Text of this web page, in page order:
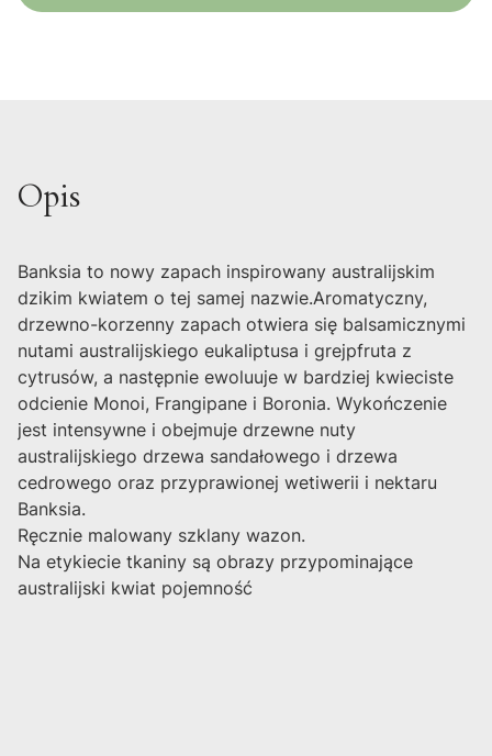
Opis
Banksia to nowy zapach inspirowany australijskim
dzikim kwiatem o tej samej nazwie.Aromatyczny,
drzewno-korzenny zapach otwiera się balsamicznymi
nutami australijskiego eukaliptusa i grejpfruta z
cytrusów, a następnie ewoluuje w bardziej kwieciste
odcienie Monoi, Frangipane i Boronia. Wykończenie
jest intensywne i obejmuje drzewne nuty
australijskiego drzewa sandałowego i drzewa
cedrowego oraz przyprawionej wetiwerii i nektaru
Banksia.
Ręcznie malowany szklany wazon.
Na etykiecie tkaniny są obrazy przypominające
australijski kwiat pojemność